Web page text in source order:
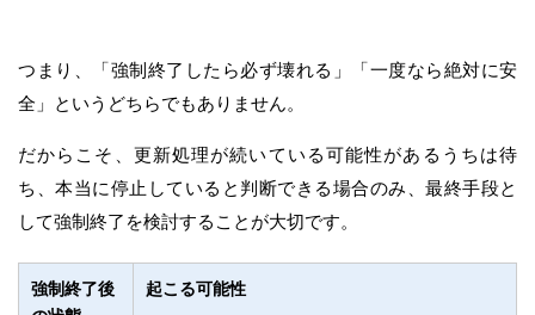
つまり、「強制終了したら必ず壊れる」「一度なら絶対に安
全」というどちらでもありません。
だからこそ、更新処理が続いている可能性があるうちは待
ち、本当に停止していると判断できる場合のみ、最終手段と
して強制終了を検討することが大切です。
強制終了後
起こる可能性